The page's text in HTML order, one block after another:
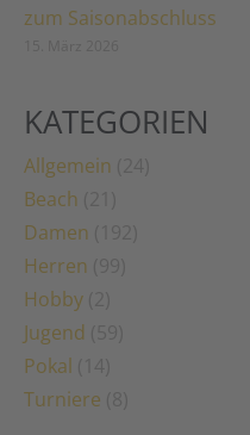
zum Saisonabschluss
KATEGORIEN
Allgemein
Beach
Damen
Herren
Hobby
Jugend
Pokal
Turniere